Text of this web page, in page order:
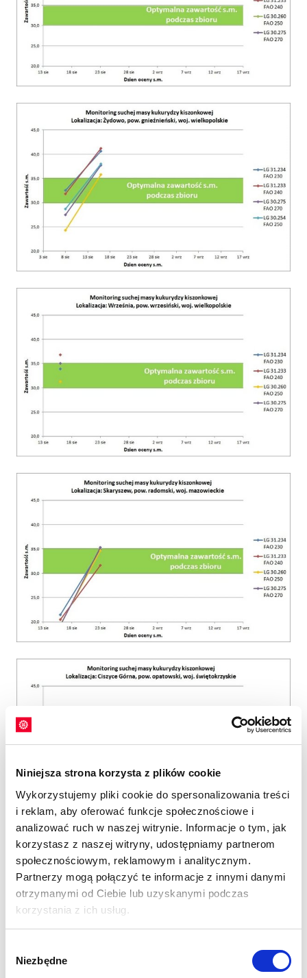
Niniejsza strona korzysta z plików cookie
Wykorzystujemy pliki cookie do spersonalizowania treści
i reklam, aby oferować funkcje społecznościowe i
analizować ruch w naszej witrynie. Informacje o tym, jak
korzystasz z naszej witryny, udostępniamy partnerom
społecznościowym, reklamowym i analitycznym.
Partnerzy mogą połączyć te informacje z innymi danymi
otrzymanymi od Ciebie lub uzyskanymi podczas
korzystania z ich usług.
zgody
Niezbędne